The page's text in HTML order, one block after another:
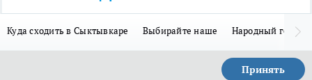
Куда сходить в Сыктывкаре Выбирайте наше Народный герой-
Принять